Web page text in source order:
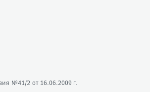
№41/2 от 16.06.2009 г.